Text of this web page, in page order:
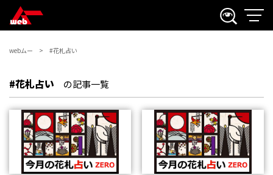
webムー #花札占い
#花札占い の記事一覧